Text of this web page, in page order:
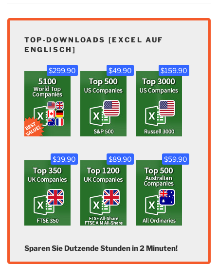
TOP-DOWNLOADS [EXCEL AUF
ENGLISCH]
$299.90 $49.90 $159.90
$39.90 $89.90 $59.90
Sparen Sie Dutzende Stunden in 2 Minuten!